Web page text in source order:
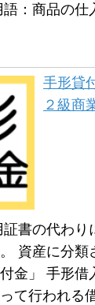
語：商品の
手形貸
２級商
書の代わり
資産に分類
金」 手形借
って行われ